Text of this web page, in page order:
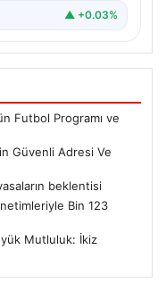
▲ +0.03%
Futbol Programı ve
Güvenli Adresi Ve
beklentisi
Bin 123
Mutluluk: İkiz